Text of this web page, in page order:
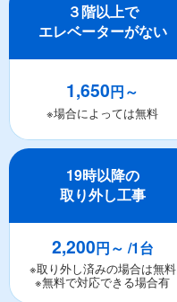
３階以上で
エレベーターがない
1,650円～
※場合によっては無料
19時以降の
取り外し工事
2,200円～ /1台
※取り外し済みの場合は無料
※無料で対応できる場合有